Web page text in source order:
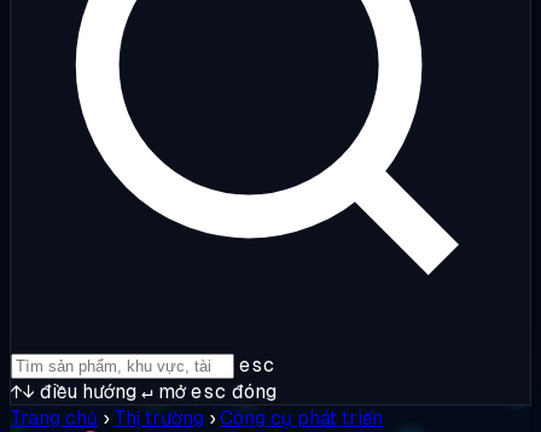
esc
↑↓ điều hướng↵ mởesc đóng
Trang chủ › Thị trường ›Công cụ phát triển